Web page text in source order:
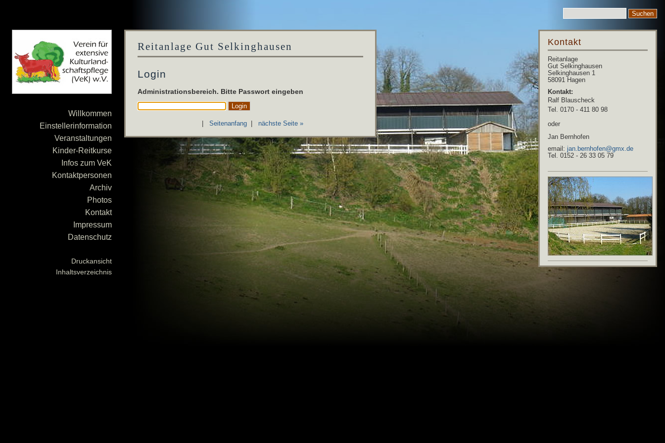
Willkommen
Einstellerinformation
Veranstaltungen
Kinder-Reitkurse
Infos zum VeK
Kontaktpersonen
Archiv
Photos
Kontakt
Impressum
Datenschutz
Druckansicht
Inhaltsverzeichnis
Reitanlage Gut Selkinghausen
Login
Administrationsbereich. Bitte Passwort eingeben
Seitenanfang| nächste Seite »
Kontakt
Reitanlage
Gut Selkinghausen
Selkinghausen 1
58091 Hagen
Kontakt:
Ralf Blauscheck
Tel. 0170 - 411 80 98
oder
Jan Bernhofen
email: jan.bernhofen@gmx.de
Tel. 0152 - 26 33 05 79